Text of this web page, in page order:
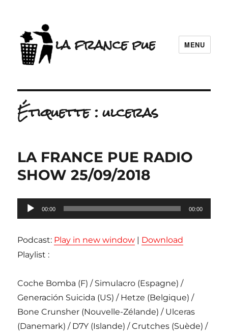
la france pue MENU
Étiquette :ulceras
LA FRANCE PUE RADIO
SHOW 25/09/2018
Lecteur
audio
00:00 00:00
Podcast: Play in new window | Download
Playlist :
Coche Bomba (F) / Simulacro (Espagne) /
Generación Suicida (US) / Hetze (Belgique) /
Bone Crunsher (Nouvelle-Zélande) / Ulceras
(Danemark) / D7Y (Islande) / Crutches (Suède) /